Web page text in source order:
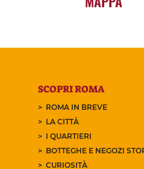
SCOPRI ROMA
ROMA IN BREVE
LA CITTÀ
I QUARTIERI
BOTTEGHE E NEGOZI
CURIOSITÀ